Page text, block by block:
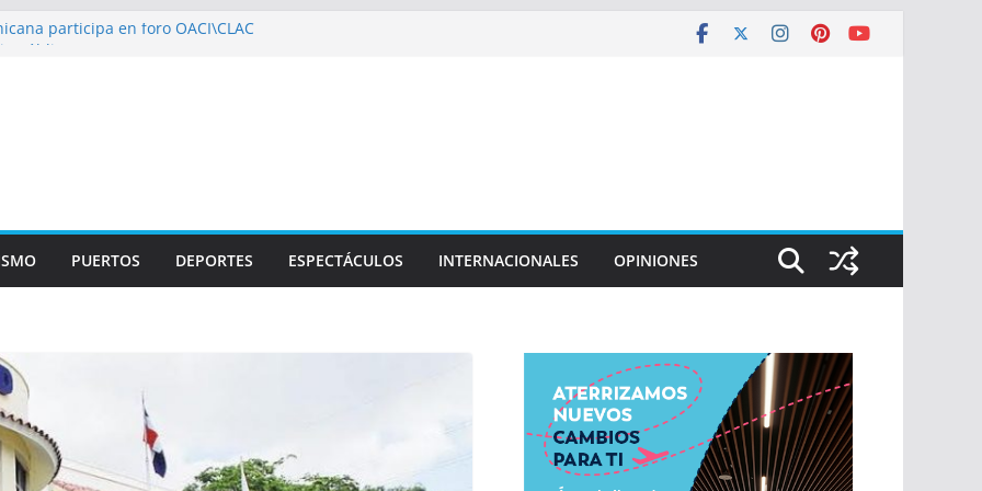
participa en foro OACI\CLAC
en normas de calidad ISO
multidisciplinario operativo médico
PUERTOS DEPORTES ESPECTÁCULOS INTERNACIONALES OPINIONES